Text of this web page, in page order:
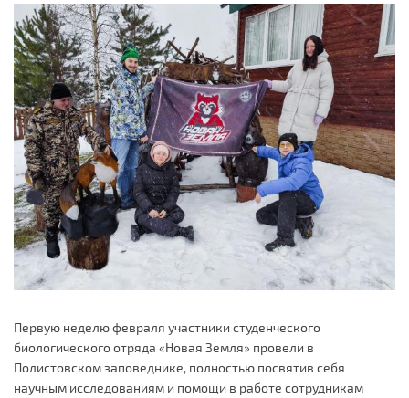
Первую неделю февраля участники студенческого
биологического отряда «Новая Земля» провели в
Полистовском заповеднике, полностью посвятив себя
научным исследованиям и помощи в работе сотрудникам